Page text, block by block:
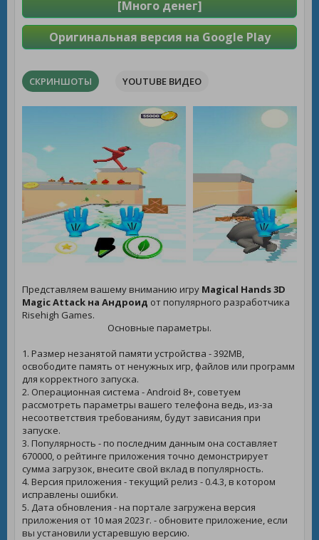
[Много денег]
Оригинальная версия на Google Play
СКРИНШОТЫ YOUTUBE ВИДЕО
Представляем вашему вниманию игру Magical Hands 3D
Magic Attack на Андроид от популярного разработчика
Risehigh Games.
Основные параметры.
1. Размер незанятой памяти устройства - 392MB,
освободите память от ненужных игр, файлов или программ
для корректного запуска.
2. Операционная система - Android 8+, советуем
рассмотреть параметры вашего телефона ведь, из-за
несоответствия требованиям, будут зависания при
запуске.
3. Популярность - по последним данным она составляет
670000, о рейтинге приложения точно демонстрирует
сумма загрузок, внесите свой вклад в популярность.
4. Версия приложения - текущий релиз - 0.4.3, в котором
исправлены ошибки.
5. Дата обновления - на портале загружена версия
приложения от 10 мая 2023 г. - обновите приложение, если
вы установили устаревшую версию.